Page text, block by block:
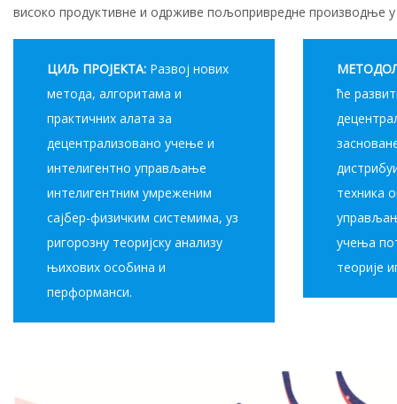
високо продуктивне и одрживе пољопривредне производње у
ЦИЉ ПРОЈЕКТА: Развој нових
метода, алгоритама и
практичних алата за
децентрализовано учење и
интелигентно управљање
интелигентним умреженим
сајбер-физичким системима, уз
ригорозну теоријску анализу
њихових особина и
перформанси.
ће
техника
учења
теорије